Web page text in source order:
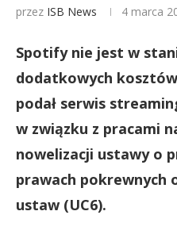
przez ISB News 4 marca
Spotify nie jest w
dodatkowych
podał serwis
w związku z pracami
nowelizacji ustawy o
prawach pokrewnych
ustaw (UC6).